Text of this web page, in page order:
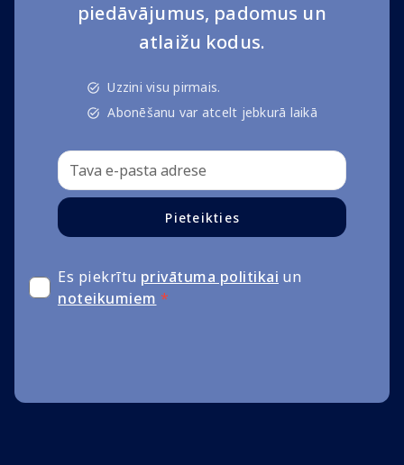
piedāvājumus, padomus un
atlaižu kodus.
Uzzini visu pirmais.
Abonēšanu var atcelt jebkurā laikā
Pieteikties
Es piekrītu privātuma politikai un
noteikumiem *